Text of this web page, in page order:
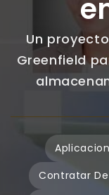
Un
Greenfield
Contratar